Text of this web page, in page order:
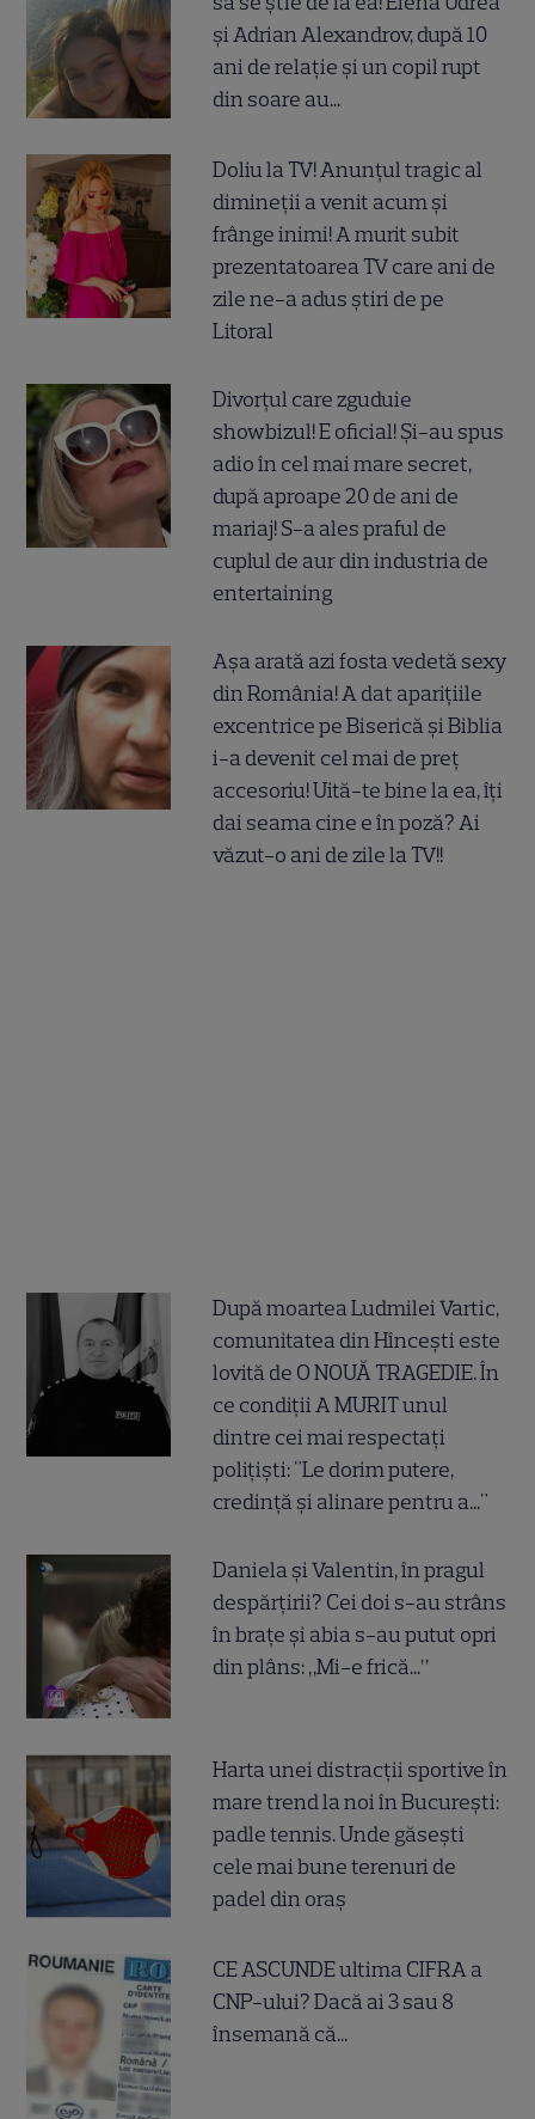
și Adrian Alexandrov, după 10
ani de relație și un copil rupt
din soare au...
Doliu la TV! Anunțul tragic al
dimineții a venit acum și
frânge inimi! A murit subit
prezentatoarea TV care ani de
zile ne-a adus știri de pe
Litoral
Divorțul care zguduie
showbizul! E oficial! Și-au spus
adio în cel mai mare secret,
după aproape 20 de ani de
mariaj! S-a ales praful de
cuplul de aur din industria de
entertaining
Așa arată azi fosta vedetă sexy
din România! A dat aparițiile
excentrice pe Biserică și Biblia
i-a devenit cel mai de preț
accesoriu! Uită-te bine la ea, îți
dai seama cine e în poză? Ai
văzut-o ani de zile la TV!!
După moartea Ludmilei Vartic,
comunitatea din Hîncești este
lovită de O NOUĂ TRAGEDIE. În
ce condiții A MURIT unul
dintre cei mai respectați
polițiști: "Le dorim putere,
credință și alinare pentru a..."
Daniela și Valentin, în pragul
despărțirii? Cei doi s-au strâns
în brațe și abia s-au putut opri
din plâns: „Mi-e frică...”
Harta unei distracții sportive în
mare trend la noi în București:
padle tennis. Unde găsești
cele mai bune terenuri de
padel din oraș
CE ASCUNDE ultima CIFRA a
CNP-ului? Dacă ai 3 sau 8
însemană că...